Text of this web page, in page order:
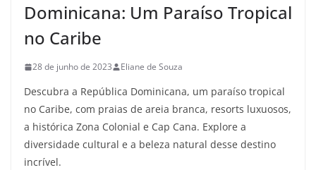
Dominicana: Um Paraíso Tropical
no Caribe
28 de junho de 2023 Eliane de Souza
Descubra a República Dominicana, um paraíso tropical
no Caribe, com praias de areia branca, resorts luxuosos,
a histórica Zona Colonial e Cap Cana. Explore a
diversidade cultural e a beleza natural desse destino
incrível.